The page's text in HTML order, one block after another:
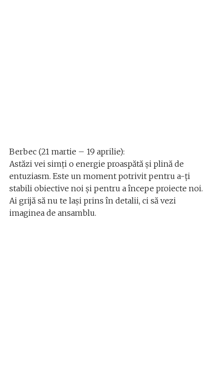
Berbec (21 martie – 19 aprilie):
Astăzi vei simți o energie proaspătă și plină de
entuziasm. Este un moment potrivit pentru a-ți
stabili obiective noi și pentru a începe proiecte noi.
Ai grijă să nu te lași prins în detalii, ci să vezi
imaginea de ansamblu.